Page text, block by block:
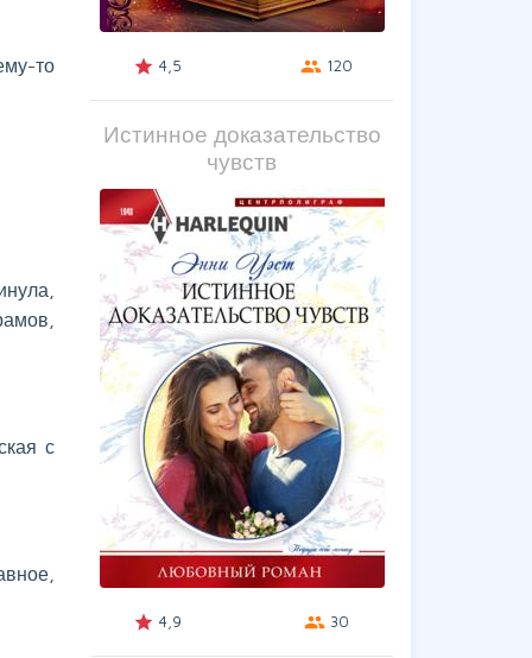
то
с
grade 4,5 group 120
Истинное доказательство
чувств
grade 4,9 group 30